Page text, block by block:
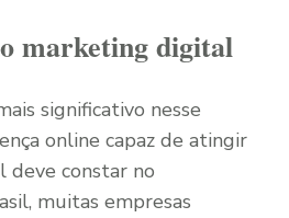
marketing digital
significativo nesse
online capaz de atingir
deve constar no
muitas empresas